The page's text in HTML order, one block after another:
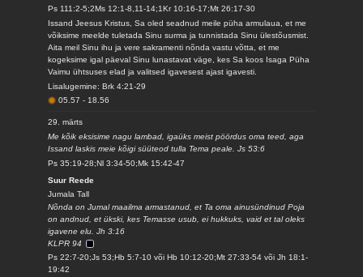
Ps 111:2-5;2Ms 12:1-8,11-14;1Kr 10:16-17;Mt 26:17-30
Issand Jeesus Kristus, Sa oled seadnud meile püha armulaua, et me
võiksime meelde tuletada Sinu surma ja tunnistada Sinu ülestõusmist.
Aita meil Sinu ihu ja vere sakramenti nõnda vastu võtta, et me
kogeksime igal päeval Sinu lunastavat väge, kes Sa koos Isaga Püha
Vaimu ühtsuses elad ja valitsed igavesest ajast igavesti.
Lisalugemine: Brk 4:21-29
05.57- 18.56
29. märts
Me kõik eksisime nagu lambad, igaüks meist pöördus oma teed, aga
Issand laskis meie kõigi süüteod tulla Tema peale. Js 53:6
Ps 35:19-28;Nl 3:34-50;Mk 15:42-47
Suur Reede
Jumala Tall
Nõnda on Jumal maailma armastanud, et Ta oma ainusündinud Poja
on andnud, et ükski, kes Temasse usub, ei hukkuks, vaid et tal oleks
igavene elu. Jh 3:16
KLPR 94
Ps 22:7-20;Js 53;Hb 5:7-10 või Hb 10:12-20;Mt 27:33-54 või Jh 18:1-
19:42